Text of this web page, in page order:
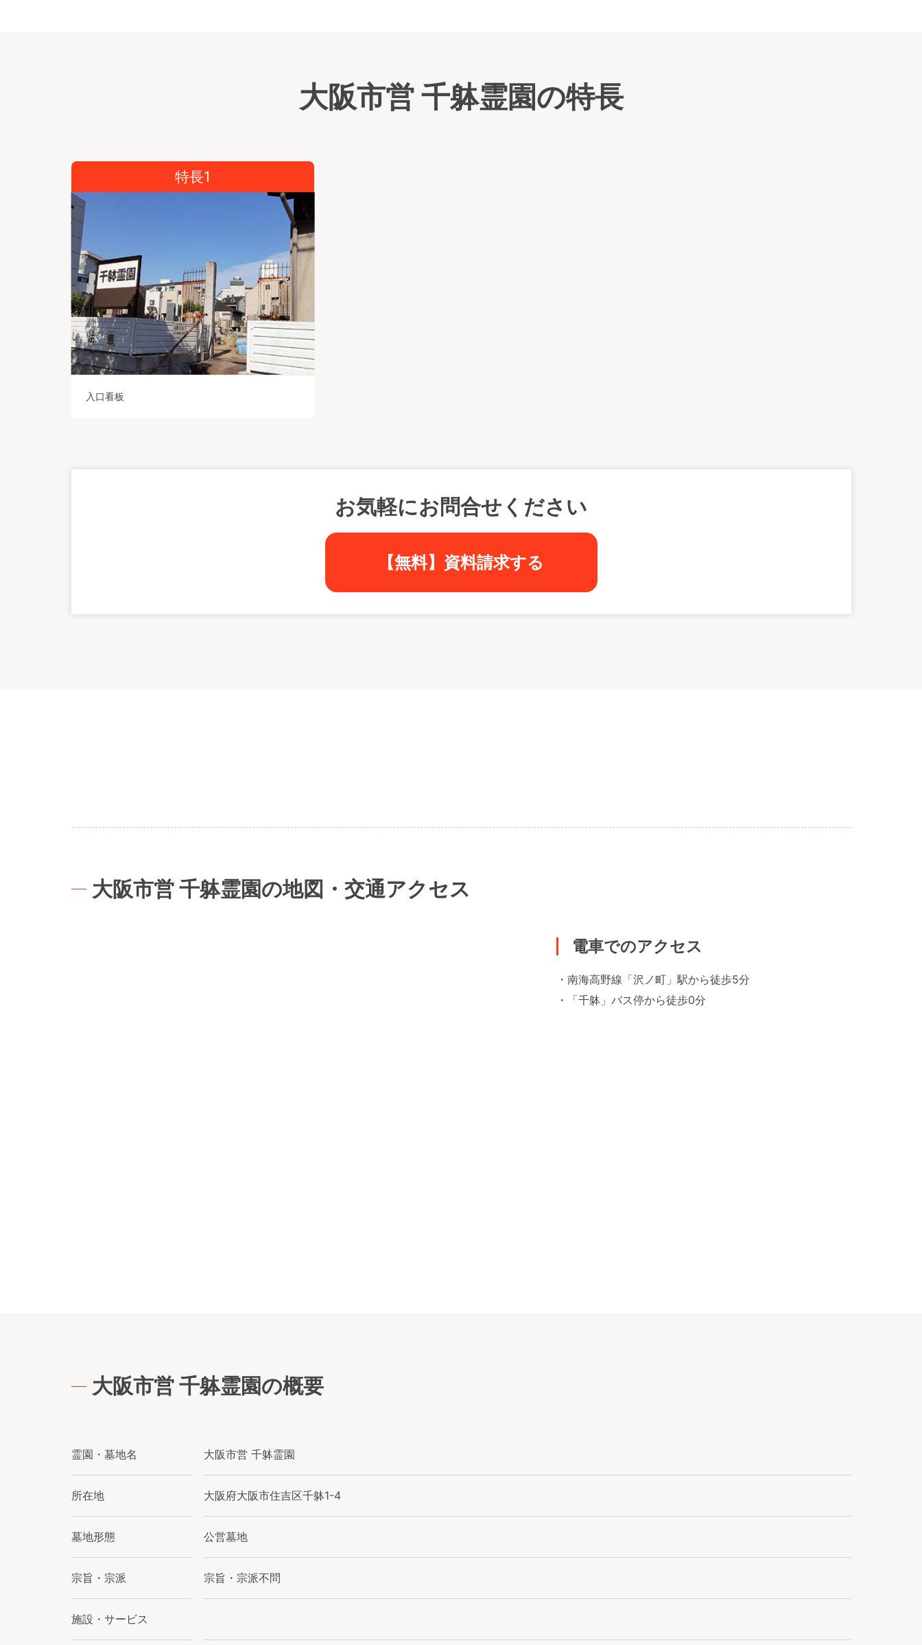
大阪市営 千躰霊園の特長
特長1
入口看板
お気軽にお問合せください
【無料】資料請求する
大阪市営 千躰霊園の地図・交通アクセス
電車でのアクセス
・南海高野線「沢ノ町」駅から徒歩5分
・「千躰」バス停から徒歩0分
大阪市営 千躰霊園の概要
霊園・墓地名 大阪市営 千躰霊園
所在地 大阪府大阪市住吉区千躰1-4
墓地形態 公営墓地
宗旨・宗派 宗旨・宗派不問
施設・サービス